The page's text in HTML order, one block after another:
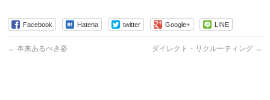
Facebook Hatena twitter Google+ LINE
← 本来あるべき姿 ダイレクト・リクルーティング →